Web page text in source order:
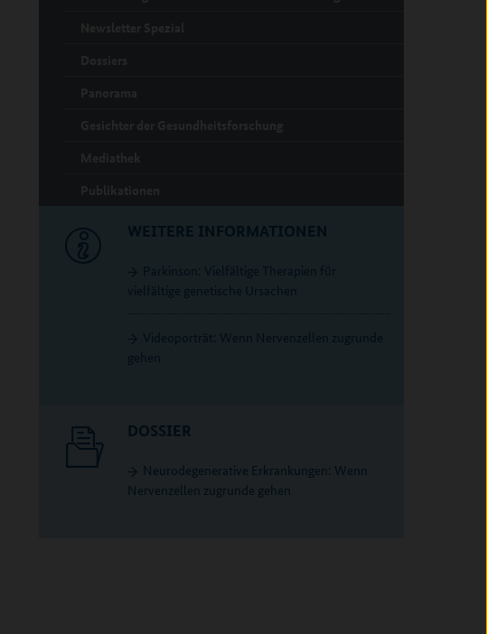
WEITERE INFORMATIONEN
Parkinson: Vielfältige Therapien für
vielfältige genetische Ursachen
Videoporträt: Wenn Nervenzellen zugrunde
gehen
DOSSIER
Neurodegenerative Erkrankungen: Wenn
Nervenzellen zugrunde gehen